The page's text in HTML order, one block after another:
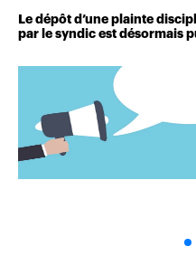
Le dépôt d’une plainte
par le syndic est désormais